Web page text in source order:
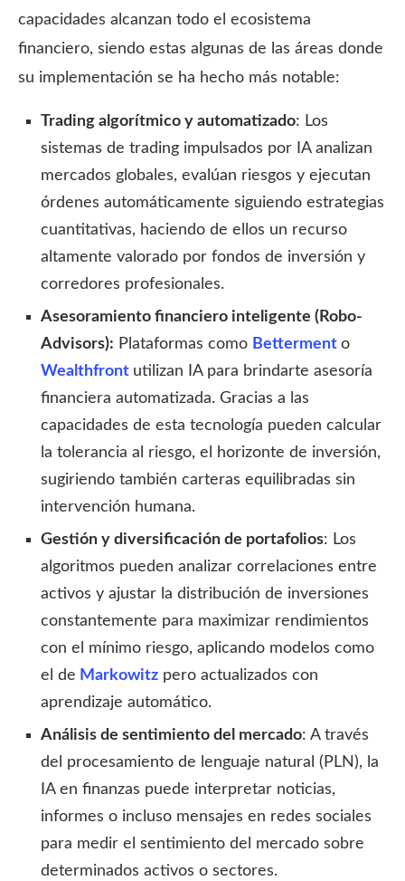
capacidades alcanzan todo el ecosistema
financiero, siendo estas algunas de las áreas donde
su implementación se ha hecho más notable:
Trading algorítmico y automatizado: Los
sistemas de trading impulsados por IA analizan
mercados globales, evalúan riesgos y ejecutan
órdenes automáticamente siguiendo estrategias
cuantitativas, haciendo de ellos un recurso
altamente valorado por fondos de inversión y
corredores profesionales.
Asesoramiento financiero inteligente (Robo-
Advisors): Plataformas como Betterment o
Wealthfront utilizan IA para brindarte asesoría
financiera automatizada. Gracias a las
capacidades de esta tecnología pueden calcular
la tolerancia al riesgo, el horizonte de inversión,
sugiriendo también carteras equilibradas sin
intervención humana.
Gestión y diversificación de portafolios: Los
algoritmos pueden analizar correlaciones entre
activos y ajustar la distribución de inversiones
constantemente para maximizar rendimientos
con el mínimo riesgo, aplicando modelos como
el de Markowitz pero actualizados con
aprendizaje automático.
Análisis de sentimiento del mercado: A través
del procesamiento de lenguaje natural (PLN), la
IA en finanzas puede interpretar noticias,
informes o incluso mensajes en redes sociales
para medir el sentimiento del mercado sobre
determinados activos o sectores.